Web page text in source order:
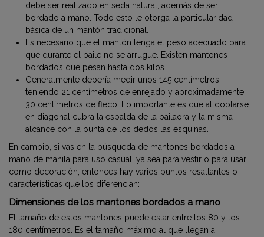
debe ser realizado en seda natural, además de ser
bordado a mano. Todo esto le otorga la particularidad
básica de un mantón tradicional.
Es necesario que el mantón tenga el peso adecuado para
que durante el baile no se arrugue. Existen mantones
bordados que pesan hasta dos kilos.
Generalmente debería medir unos 145 centímetros,
teniendo 21 centímetros de enrejado y aproximadamente
30 centímetros de fleco. Lo importante es que al doblarse
en diagonal cubra la espalda de la bailaora y la misma
alcance con la punta de los dedos las esquinas.
En cambio, si vas en la búsqueda de mantones bordados a
mano de manila para uso casual, ya sea para vestir o para usar
como decoración, entonces hay varios puntos resaltantes o
características que los diferencian:
Dimensiones de los mantones bordados a mano
El tamaño de estos mantones puede estar entre los 80 y los
180 centímetros. Es el tamaño máximo al que llegan a